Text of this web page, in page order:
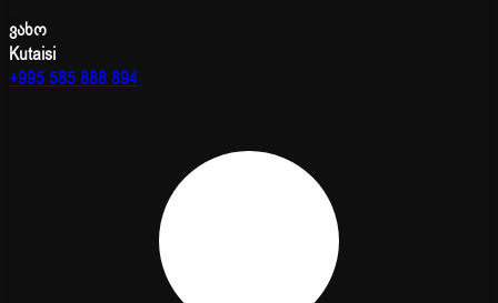
ვახო
Kutaisi
+995 585 888 894